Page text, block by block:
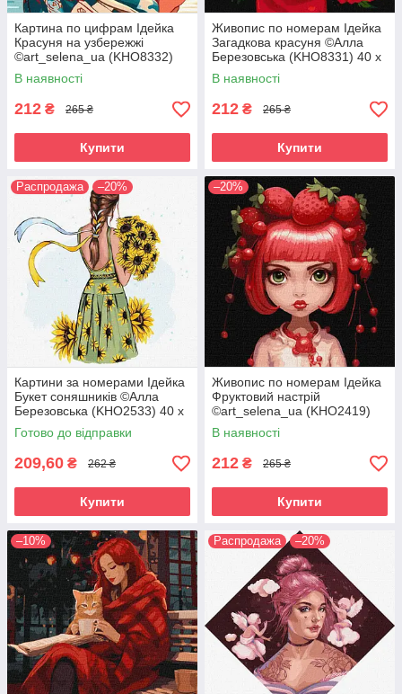
Картина по цифрам Ідейка
Красуня на узбережжі
©art_selena_ua (KHO8332)
40 х 40 см
В наявності
212 ₴ 265 ₴
Купити
Живопис по номерам Ідейка
Загадкова красуня ©Алла
Березовська (KHO8331) 40 х
40 см
В наявності
212 ₴ 265 ₴
Купити
Распродажа –20%
Картини за номерами Ідейка
Букет соняшників ©Алла
Березовська (KHO2533) 40 х
40 см
Готово до відправки
209,60 ₴ 262 ₴
Купити
–20%
Живопис по номерам Ідейка
Фруктовий настрій
©art_selena_ua (KHO2419)
40 х 40 см
В наявності
212 ₴ 265 ₴
Купити
–10% Распродажа –20%